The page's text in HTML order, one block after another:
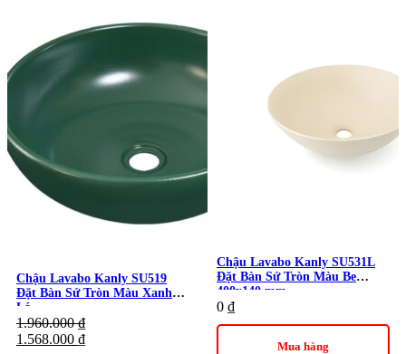
đặc điểm phổ biến của dòng chậu đá tự nhiên.
Thương hiệu: Thiết Bị Vệ Sinh Kanly
Danh mục: Chậu Rửa Lavabo
Chậu Lavabo Kanly SU519
Đặt Bàn Sứ Tròn Màu Xanh
Lá
1.960.000₫
1.568.000 ₫
Chậu Lavabo Kanly SU531L
Đặt Bàn Sứ Tròn Màu Be
400x140 mm
0 ₫
Mua hàng